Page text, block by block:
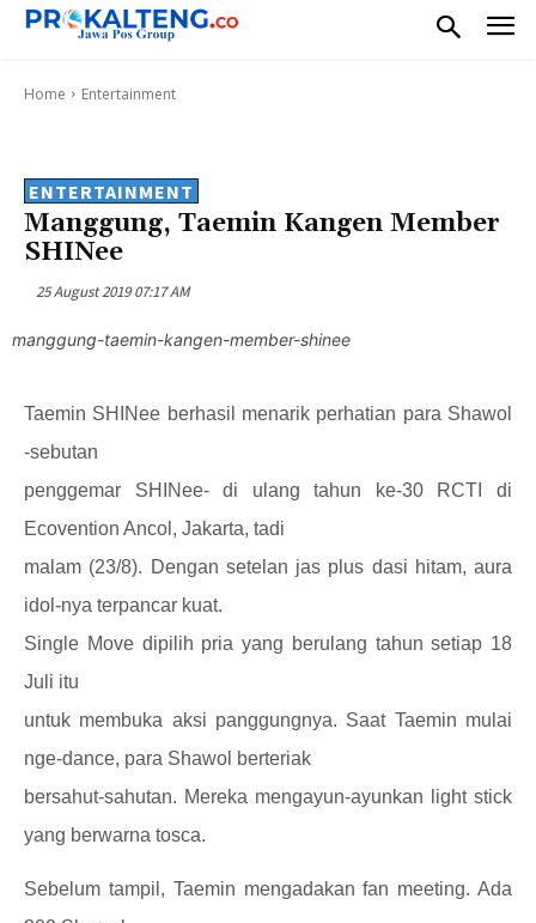
Home Entertainment
ENTERTAINMENT
Manggung, Taemin Kangen Member
SHINee
25 August 2019 07:17 AM
manggung-taemin-kangen-member-shinee
Taemin SHINee berhasil menarik perhatian para Shawol
-sebutan
penggemar SHINee- di ulang tahun ke-30 RCTI di
Ecovention Ancol, Jakarta, tadi
malam (23/8). Dengan setelan jas plus dasi hitam, aura
idol-nya terpancar kuat.
Single Move dipilih pria yang berulang tahun setiap 18
Juli itu
untuk membuka aksi panggungnya. Saat Taemin mulai
nge-dance, para Shawol berteriak
bersahut-sahutan. Mereka mengayun-ayunkan light stick
yang berwarna tosca.
Sebelum tampil, Taemin mengadakan fan meeting. Ada